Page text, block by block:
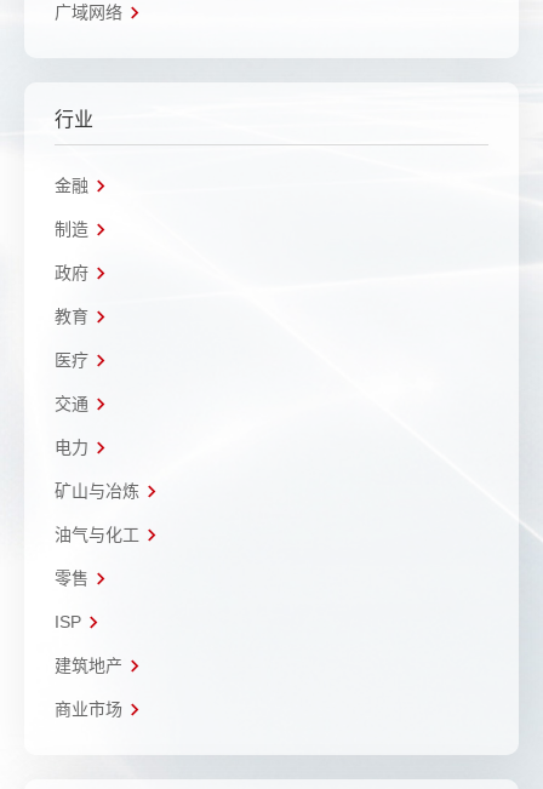
广域网络
行业
金融
制造
政府
教育
医疗
交通
电力
矿山与冶炼
油气与化工
零售
ISP
建筑地产
商业市场